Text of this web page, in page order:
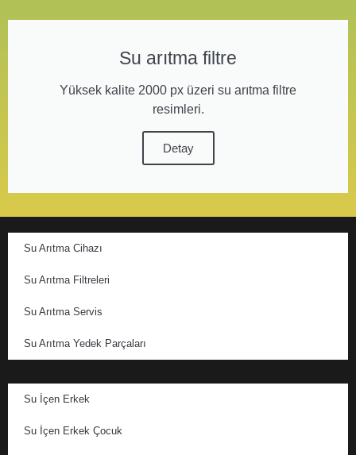
Su arıtma filtre
Yüksek kalite 2000 px üzeri su arıtma filtre
resimleri.
Detay
Su Arıtma Cihazı
Su Arıtma Filtreleri
Su Arıtma Servis
Su Arıtma Yedek Parçaları
Su İçen Erkek
Su İçen Erkek Çocuk